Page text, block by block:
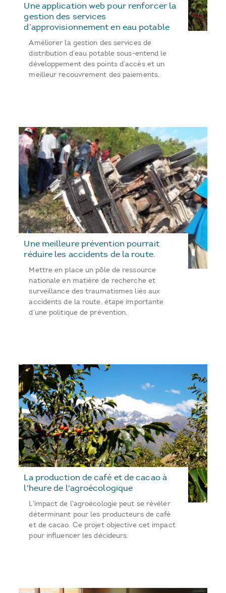
Une application web pour renforcer la
gestion des services
d’approvisionnement en eau potable
Améliorer la gestion des services de
distribution d’eau potable sous-entend le
développement des points d’accès et un
meilleur recouvrement des paiements.
Une meilleure prévention pourrait
réduire les accidents de la route.
Mettre en place un pôle de ressource
nationale en matière de recherche et
surveillance des traumatismes liés aux
accidents de la route, étape importante
d’une politique de prévention.
La production de café et de cacao à
l'heure de l'agroécologique
L'impact de l'agroécologie peut se révéler
déterminant pour les producteurs de café
et de cacao. Ce projet objective cet impact
pour influencer les décideurs.